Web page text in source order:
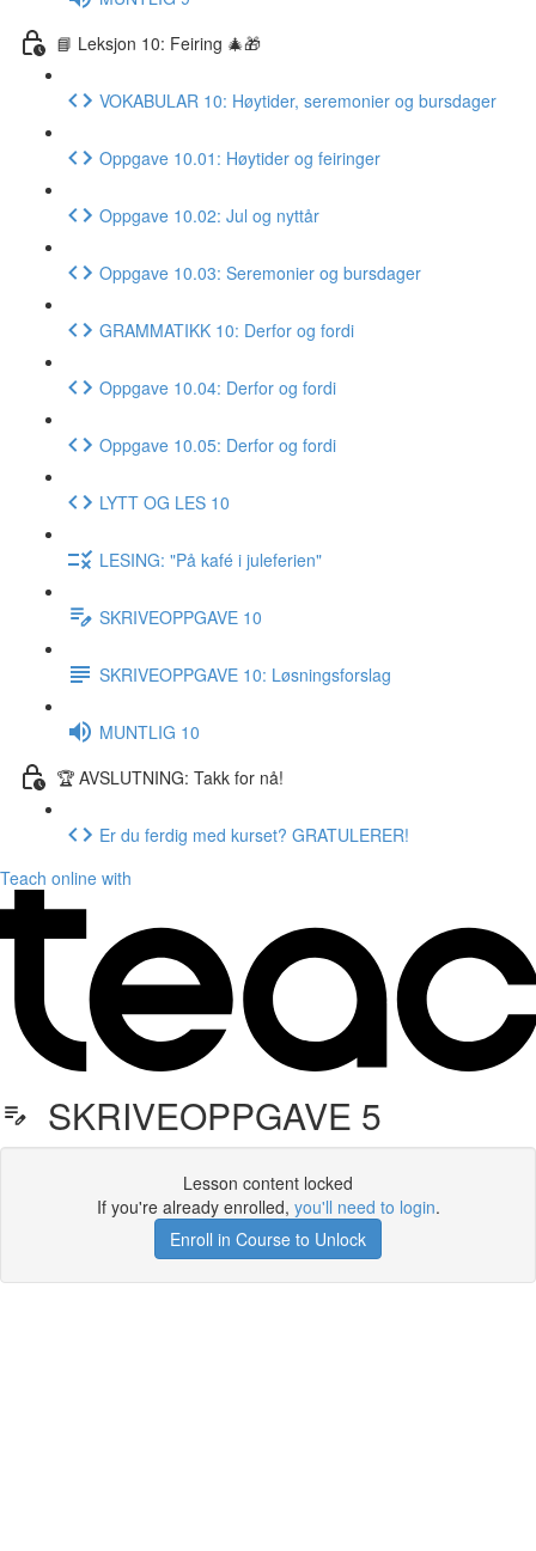
📘 Leksjon 10: Feiring 🎄🎁
VOKABULAR 10: Høytider, seremonier og bursdager
Oppgave 10.01: Høytider og feiringer
Oppgave 10.02: Jul og nyttår
Oppgave 10.03: Seremonier og bursdager
GRAMMATIKK 10: Derfor og fordi
Oppgave 10.04: Derfor og fordi
Oppgave 10.05: Derfor og fordi
LYTT OG LES 10
LESING: "På kafé i juleferien"
SKRIVEOPPGAVE 10
SKRIVEOPPGAVE 10: Løsningsforslag
MUNTLIG 10
🏆 AVSLUTNING: Takk for nå!
Er du ferdig med kurset? GRATULERER!
Teach online with
SKRIVEOPPGAVE 5
Lesson content locked
If you're already enrolled, you'll need to login.
Enroll in Course to Unlock